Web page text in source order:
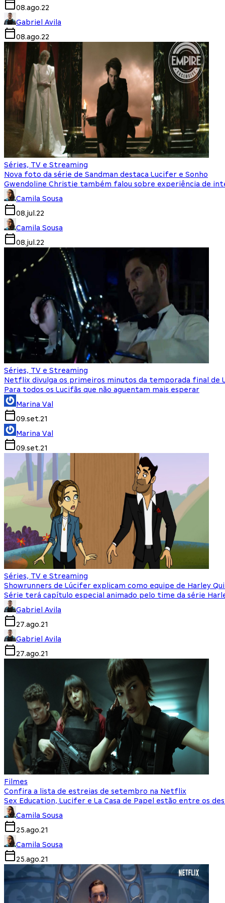
08.ago.22
Gabriel Avila
08.ago.22
Séries, TV e Streaming
Nova foto da série de Sandman destaca Lucifer e Sonho
Gwendoline Christie também falou sobre experiência de
Camila Sousa
08.jul.22
Camila Sousa
08.jul.22
Séries, TV e Streaming
Netflix divulga os primeiros minutos da temporada final de
Para todos os Lucifãs que não aguentam mais esperar
Marina Val
09.set.21
Marina Val
09.set.21
Séries, TV e Streaming
Showrunners de Lúcifer explicam como equipe de Harley
Série terá capítulo especial animado pelo time da série
Gabriel Avila
27.ago.21
Gabriel Avila
27.ago.21
Filmes
Confira a lista de estreias de setembro na Netflix
Sex Education, Lucifer e La Casa de Papel estão entre os
Camila Sousa
25.ago.21
Camila Sousa
25.ago.21